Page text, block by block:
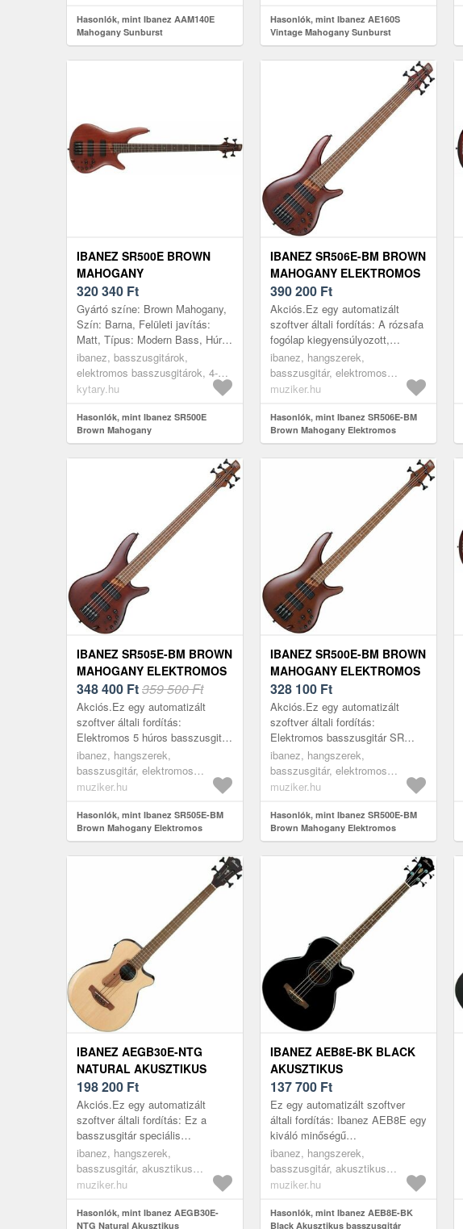
Hasonlók, mint Ibanez AAM140E
Mahogany Sunburst
Hasonlók, mint Ibanez AE160S
Vintage Mahogany Sunburst
IBANEZ SR500E BROWN
MAHOGANY
320 340 Ft
Gyártó színe: Brown Mahogany,
Szín: Barna, Felületi javítás:
Matt, Típus: Modern Bass, Húrok
száma: 4, Test: Okoume, Top:
Nem tartalmaz, Nyak: Jato...
ibanez, basszusgitárok,
elektromos basszusgitárok, 4-
húros, modern bass
kytary.hu
Hasonlók, mint Ibanez SR500E
Brown Mahogany
IBANEZ SR506E-BM BROWN
MAHOGANY ELEKTROMOS
BASSZUSGITÁR
390 200 Ft
Akciós.Ez egy automatizált
szoftver általi fordítás: A rózsafa
fogólap kiegyensúlyozott,
határozott hangot biztosít, a
középkategóriára
összpontosítva. Az...
ibanez, hangszerek,
basszusgitár, elektromos
basszusgitárok, 6 húros
muziker.hu
Hasonlók, mint Ibanez SR506E-BM
Brown Mahogany Elektromos
basszusgitár
IBANEZ SR505E-BM BROWN
MAHOGANY ELEKTROMOS
BASSZUSGITÁR
348 400 Ft359 500 Ft
Akciós.Ez egy automatizált
szoftver általi fordítás:
Elektromos 5 húros basszusgitár
SR sorozatból. Az SR sorozat a
modern basszusgitárt 30 éven át
hozza....
ibanez, hangszerek,
basszusgitár, elektromos
basszusgitárok, 5 húros
típusú basszusgitárok, brown
muziker.hu
Hasonlók, mint Ibanez SR505E-BM
Brown Mahogany Elektromos
basszusgitár
IBANEZ SR500E-BM BROWN
MAHOGANY ELEKTROMOS
BASSZUSGITÁR
328 100 Ft
Akciós.Ez egy automatizált
szoftver általi fordítás:
Elektromos basszusgitár SR
sorozatból. Az SR sorozat a
modern basszusgitárt 30 éven át
hozza. Az Iban...
ibanez, hangszerek,
basszusgitár, elektromos
basszusgitárok, 4 húros
típusú basszusgitárok, brown
muziker.hu
Hasonlók, mint Ibanez SR500E-BM
Brown Mahogany Elektromos
basszusgitár
IBANEZ AEGB30E-NTG
NATURAL AKUSZTIKUS
BASSZUSGITÁR
198 200 Ft
Akciós.Ez egy automatizált
szoftver általi fordítás: Ez a
basszusgitár speciális
ujjtámaszsal van felszerelve. A
kialakítás lehetővé teszi a
játékosok szá...
ibanez, hangszerek,
basszusgitár, akusztikus
basszusgitárok, natural
muziker.hu
Hasonlók, mint Ibanez AEGB30E-
NTG Natural Akusztikus
IBANEZ AEB8E-BK BLACK
AKUSZTIKUS
BASSZUSGITÁR
137 700 Ft
Ez egy automatizált szoftver
általi fordítás: Ibanez AEB8E egy
kiváló minőségű
elektroakusztikus basszusgitár
kezdőknek és tapasztalt
játékosoknak ...
ibanez, hangszerek,
basszusgitár, akusztikus
basszusgitárok, black
muziker.hu
Hasonlók, mint Ibanez AEB8E-BK
Black Akusztikus basszusgitár